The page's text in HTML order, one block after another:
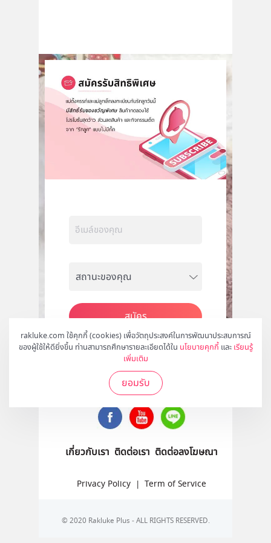
rakluke.com ใช้คุกกี้ (cookies) เพื่อวัตถุประสงค์ในการพัฒนาประสบการณ์
ของผู้ใช้ให้ดียิ่งขึ้น ท่านสามารถศึกษารายละเอียดได้ใน นโยบายคุกกี้ และ เรียนรู้
เพิ่มเติม
ยอมรับ
สมัคร
ติดตามเราได้ที่
เกี่ยวกับเรา ติดต่อเรา ติดต่อลงโฆษณา
Privacy Policy | Term of Service
© 2020 Rakluke Plus - ALL RIGHTS RESERVED.